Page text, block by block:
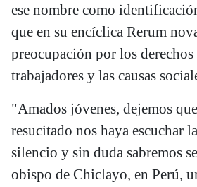
ese nombre como
que en su encíclica Rerum
preocupación por los derechos
trabajadores y las causas
"Amados jóvenes, dejemos
resucitado nos haya escuchar
silencio y sin duda sabremos
obispo de Chiclayo, en Perú,